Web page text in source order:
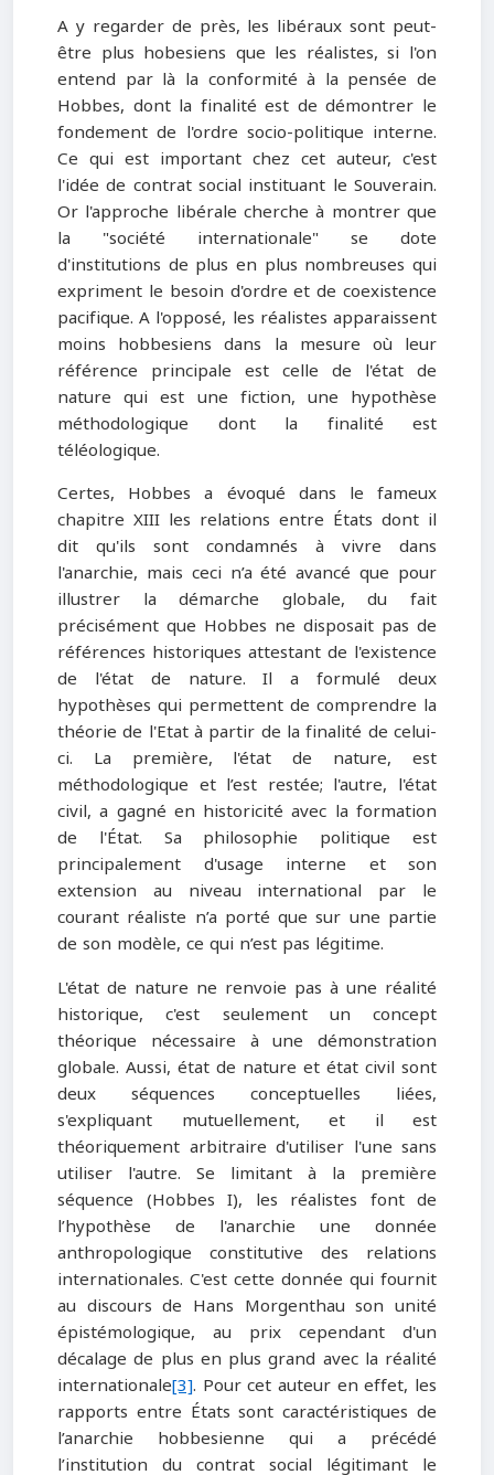
A y regarder de près, les libéraux sont peut-
être plus hobesiens que les réalistes, si l'on
entend par là la conformité à la pensée de
Hobbes, dont la finalité est de démontrer le
fondement de l'ordre socio-politique interne.
Ce qui est important chez cet auteur, c'est
l'idée de contrat social instituant le Souverain.
Or l'approche libérale cherche à montrer que
la "société internationale" se dote
d'institutions de plus en plus nombreuses qui
expriment le besoin d'ordre et de coexistence
pacifique. A l'opposé, les réalistes apparaissent
moins hobbesiens dans la mesure où leur
référence principale est celle de l'état de
nature qui est une fiction, une hypothèse
méthodologique dont la finalité est
téléologique.
Certes, Hobbes a évoqué dans le fameux
chapitre XIII les relations entre États dont il
dit qu'ils sont condamnés à vivre dans
l'anarchie, mais ceci n’a été avancé que pour
illustrer la démarche globale, du fait
précisément que Hobbes ne disposait pas de
références historiques attestant de l'existence
de l'état de nature. Il a formulé deux
hypothèses qui permettent de comprendre la
théorie de l'Etat à partir de la finalité de celui-
ci. La première, l'état de nature, est
méthodologique et l’est restée; l'autre, l'état
civil, a gagné en historicité avec la formation
de l'État. Sa philosophie politique est
principalement d'usage interne et son
extension au niveau international par le
courant réaliste n’a porté que sur une partie
de son modèle, ce qui n’est pas légitime.
L'état de nature ne renvoie pas à une réalité
historique, c'est seulement un concept
théorique nécessaire à une démonstration
globale. Aussi, état de nature et état civil sont
deux séquences conceptuelles liées,
s'expliquant mutuellement, et il est
théoriquement arbitraire d'utiliser l'une sans
utiliser l'autre. Se limitant à la première
séquence (Hobbes I), les réalistes font de
l’hypothèse de l'anarchie une donnée
anthropologique constitutive des relations
internationales. C'est cette donnée qui fournit
au discours de Hans Morgenthau son unité
épistémologique, au prix cependant d'un
décalage de plus en plus grand avec la réalité
internationale[3]. Pour cet auteur en effet, les
rapports entre États sont caractéristiques de
l’anarchie hobbesienne qui a précédé
l’institution du contrat social légitimant le